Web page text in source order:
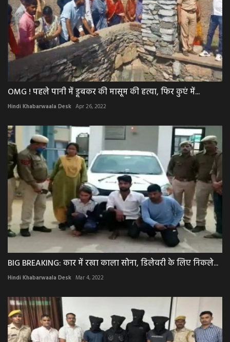
OMG ! पहले पानी में डूबकर की मासूम की हत्या, फिर कुएं में...
Hindi Khabarwaala Desk Apr 26, 2022
BIG BREAKING: कार में रखा काला सोना, डिलेवरी के लिए निकले...
Hindi Khabarwaala Desk Mar 4, 2022